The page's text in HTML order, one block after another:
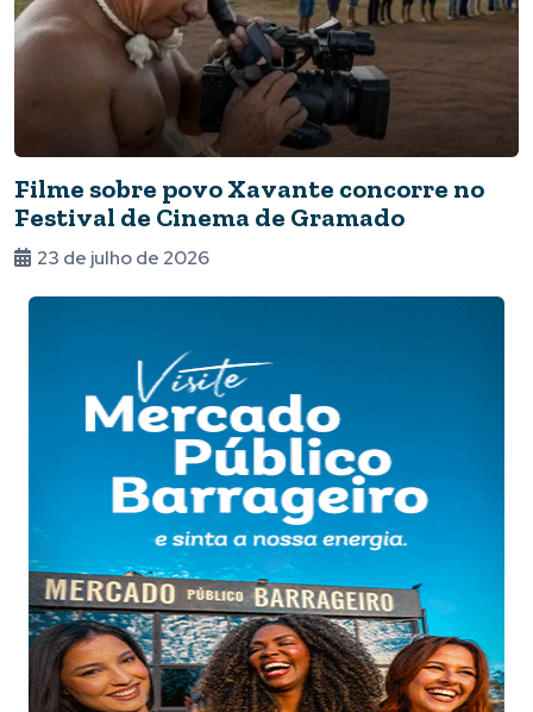
Filme sobre povo Xavante concorre no
Festival de Cinema de Gramado
23 de julho de 2026